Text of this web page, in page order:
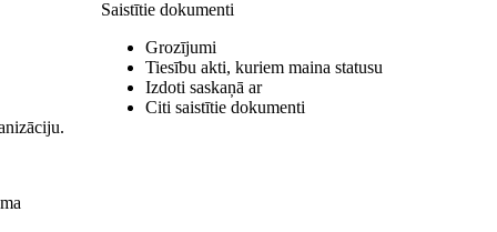
Saistītie dokumenti
Grozījumi
Tiesību akti, kuriem maina statusu
Izdoti saskaņā ar
Citi saistītie dokumenti